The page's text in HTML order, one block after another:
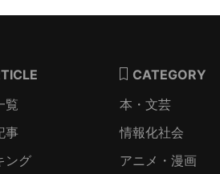
覧
事
ング
CATEGORY
本・文芸
情報化社会
アニメ・漫画